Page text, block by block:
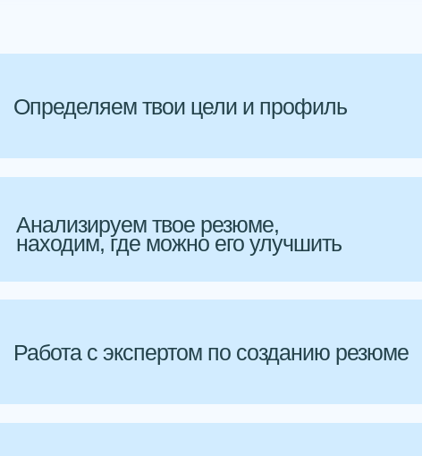
Определяем твои цели и профиль
Анализируем твое резюме,
находим, где можно его улучшить
Работа с экспертом по созданию резюме